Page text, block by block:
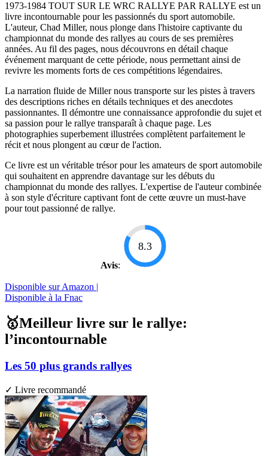
1973-1984 TOUT SUR LE WRC RALLYE PAR RALLYE est un
livre incontournable pour les passionnés du sport automobile.
L'auteur, Chad Miller, nous plonge dans l'histoire captivante du
championnat du monde des rallyes au cours de ses premières
années. Au fil des pages, nous découvrons en détail chaque
événement marquant de cette période, nous permettant ainsi de
revivre les moments forts de ces compétitions légendaires.
La narration fluide de Miller nous transporte sur les pistes à travers
des descriptions riches en détails techniques et des anecdotes
passionnantes. Il démontre une connaissance approfondie du sujet et
sa passion pour le rallye transparaît à chaque page. Les
photographies superbement illustrées complètent parfaitement le
récit et nous plongent au cœur de l'action.
Ce livre est un véritable trésor pour les amateurs de sport automobile
qui souhaitent en apprendre davantage sur les débuts du
championnat du monde des rallyes. L'expertise de l'auteur combinée
à son style d'écriture captivant font de cette œuvre un must-have
pour tout passionné de rallye.
Avis:
8.3
Disponible sur Amazon |
Disponible à la Fnac
🥇Meilleur livre sur le rallye:
l’incontournable
Les 50 plus grands rallyes
✓ Livre recommandé